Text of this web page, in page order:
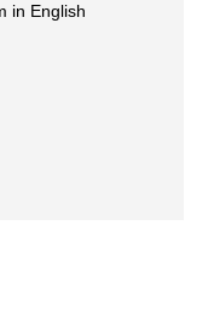
in English